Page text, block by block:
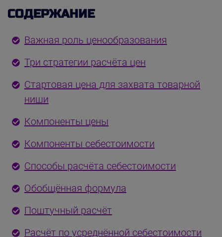
СОДЕРЖАНИЕ
Важная роль ценообразования
Три стратегии расчёта цен
Стартовая цена для захвата товарной
ниши
Компоненты цены
Компоненты себестоимости
Способы расчёта себестоимости
Обобщённая формула
Поштучный расчёт
Расчёт по усреднённой себестоимости